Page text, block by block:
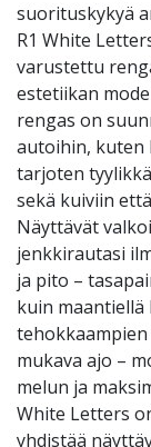
suorituskykyä
R1 White
varustettu
estetiikan
rengas on
autoihin, kuten
tarjoten
sekä kuiviin
Näyttävät
jenkkirautasi
ja pito –
kuin maantiellä
mukava ajo –
melun ja
White Letters
yhdistää